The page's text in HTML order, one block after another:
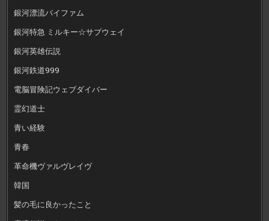
銀河漂流バイファム
銀河特急 ミルキー☆サブウェイ
銀河英雄伝説
銀河鉄道999
電脳冒険記ウェブダイバー
霊幻道士
青い経験
青春
革命機ヴァルヴレイヴ
韓国
髪の毛に良かったこと